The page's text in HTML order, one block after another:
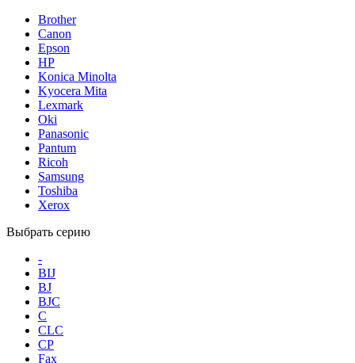
Brother
Canon
Epson
HP
Konica Minolta
Kyocera Mita
Lexmark
Oki
Panasonic
Pantum
Ricoh
Samsung
Toshiba
Xerox
Выбрать серию
-
BIJ
BJ
BJC
C
CLC
CP
Fax